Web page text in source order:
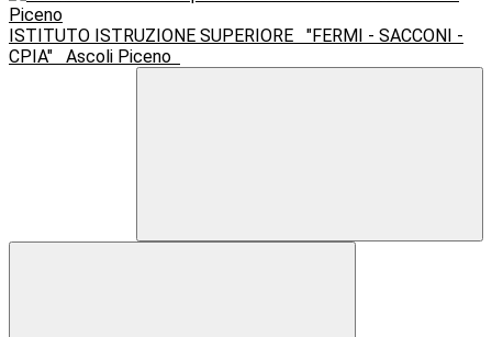
ISTITUTO ISTRUZIONE SUPERIORE
"FERMI - SACCONI -
CPIA"
Ascoli Piceno